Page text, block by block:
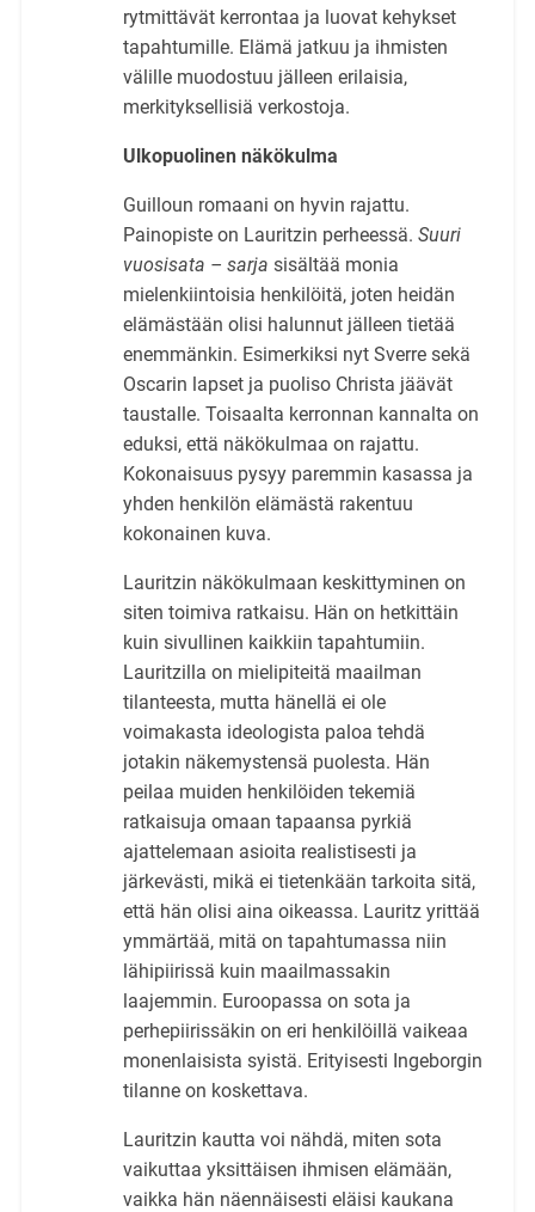
rytmittävät kerrontaa ja luovat kehykset
tapahtumille. Elämä jatkuu ja ihmisten
välille muodostuu jälleen erilaisia,
merkityksellisiä verkostoja.
Ulkopuolinen näkökulma
Guilloun romaani on hyvin rajattu.
Painopiste on Lauritzin perheessä. Suuri
vuosisata – sarja sisältää monia
mielenkiintoisia henkilöitä, joten heidän
elämästään olisi halunnut jälleen tietää
enemmänkin. Esimerkiksi nyt Sverre sekä
Oscarin lapset ja puoliso Christa jäävät
taustalle. Toisaalta kerronnan kannalta on
eduksi, että näkökulmaa on rajattu.
Kokonaisuus pysyy paremmin kasassa ja
yhden henkilön elämästä rakentuu
kokonainen kuva.
Lauritzin näkökulmaan keskittyminen on
siten toimiva ratkaisu. Hän on hetkittäin
kuin sivullinen kaikkiin tapahtumiin.
Lauritzilla on mielipiteitä maailman
tilanteesta, mutta hänellä ei ole
voimakasta ideologista paloa tehdä
jotakin näkemystensä puolesta. Hän
peilaa muiden henkilöiden tekemiä
ratkaisuja omaan tapaansa pyrkiä
ajattelemaan asioita realistisesti ja
järkevästi, mikä ei tietenkään tarkoita sitä,
että hän olisi aina oikeassa. Lauritz yrittää
ymmärtää, mitä on tapahtumassa niin
lähipiirissä kuin maailmassakin
laajemmin. Euroopassa on sota ja
perhepiirissäkin on eri henkilöillä vaikeaa
monenlaisista syistä. Erityisesti Ingeborgin
tilanne on koskettava.
Lauritzin kautta voi nähdä, miten sota
vaikuttaa yksittäisen ihmisen elämään,
vaikka hän näennäisesti eläisi kaukana